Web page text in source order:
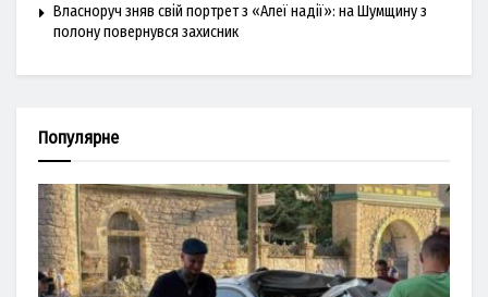
Власноруч зняв свій портрет з «Алеї надії»: на Шумщину з
полону повернувся захисник
Популярне